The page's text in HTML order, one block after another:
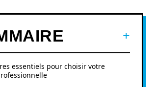
essentiels pour choisir votre